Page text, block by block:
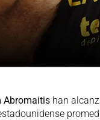
Abromaitis han